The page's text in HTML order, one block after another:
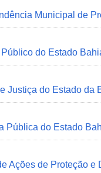
Municipal de
do Estado
Justiça do Estado da
Pública do Estado
Ações de Proteção